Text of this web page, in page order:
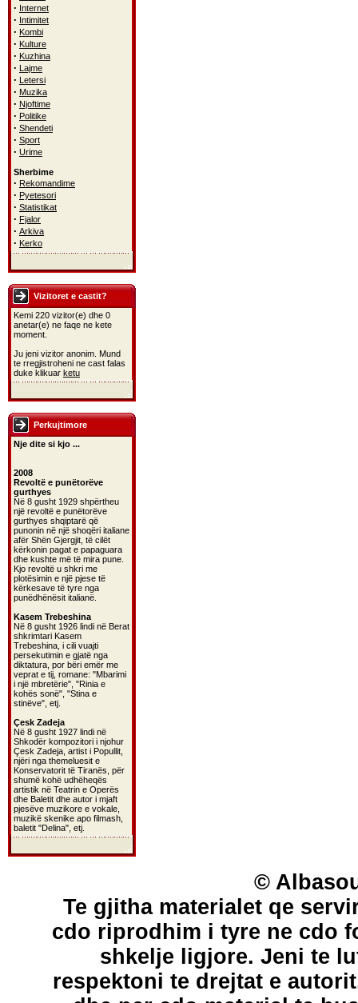
· Internet
· Intimitet
· Kombi
· Kulture
· Kuzhina
· Lajme
· Letersi
· Muzika
· Njoftime
· Politike
· Shendeti
· Sport
· Urime
Sherbime
· Rekomandime
· Pyetesori
· Statistikat
· Fjalor
· Arkiva
· Kerko
Vizitoret e castit?
Kemi 220 vizitor(e) dhe 0
anetar(e) ne faqe ne kete
moment.
Ju jeni vizitor anonim. Mund
te rregjistroheni ne cast falas
duke klikuar ketu
Perkujtimore
Nje dite si kjo ...
2008
Revoltë e punëtorëve
gurthyes
Në 8 gusht 1929 shpërtheu
një revoltë e punëtorëve
gurthyes shqiptarë që
punonin në një shoqëri italiane
afër Shën Gjergjit, të cilët
kërkonin pagat e papaguara
dhe kushte më të mira pune.
Kjo revoltë u shkri me
plotësimin e një pjese të
kërkesave të tyre nga
punëdhënësit italianë.
Kasem Trebeshina
Në 8 gusht 1926 lindi në Berat
shkrimtari Kasem
Trebeshina, i cili vuajti
persekutimin e gjatë nga
diktatura, por bëri emër me
veprat e tij, romane: "Mbarimi
i një mbretërie", "Rinia e
kohës sonë", "Stina e
stinëve", etj.
Çesk Zadeja
Në 8 gusht 1927 lindi në
Shkodër kompozitori i njohur
Çesk Zadeja, artist i Popullit,
njëri nga themeluesit e
Konservatorit të Tiranës, për
shumë kohë udhëheqës
artistik në Teatrin e Operës
dhe Baletit dhe autor i mjaft
pjesëve muzikore e vokale,
muzikë skenike apo filmash,
baletit "Delina", etj.
©
Te gjitha materialet qe
cdo riprodhim i tyre ne cdo
shkelje ligjore. Jeni te
respektoni te drejtat e